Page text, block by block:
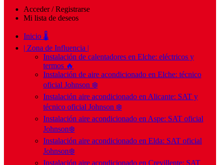
Acceder / Registrarse
Mi lista de deseos
Inicio 🌡️
| Zona de Influencia |
Instalación de calentadores en Elche: eléctricos y
termos 🔥
Instalación de aire acondicionado en Elche: técnico
oficial Johnson ❄️
Instalación aire acondicionado en Alicante: SAT y
técnico oficial Johnson ❄️
Instalación aire acondicionado en Aspe: SAT oficial
Johnson❄️
Instalación aire acondicionado en Elda: SAT oficial
Johnson❄️
Instalación aire acondicionado en Crevillente: SAT